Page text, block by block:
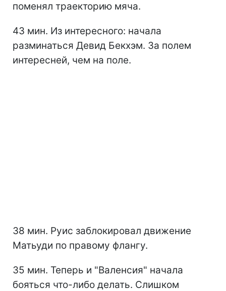
поменял траекторию мяча.
43 мин. Из интересного: начала
разминаться Девид Бекхэм. За полем
интересней, чем на поле.
38 мин. Руис заблокировал движение
Матьуди по правому флангу.
35 мин. Теперь и "Валенсия" начала
бояться что-либо делать. Слишком